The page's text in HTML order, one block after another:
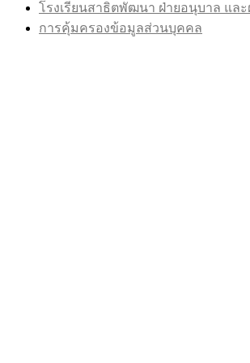
โรงเรียนสาธิตพัฒนา ฝ่ายอนุบาล และ
การคุ้มครองข้อมูลส่วนบุคคล